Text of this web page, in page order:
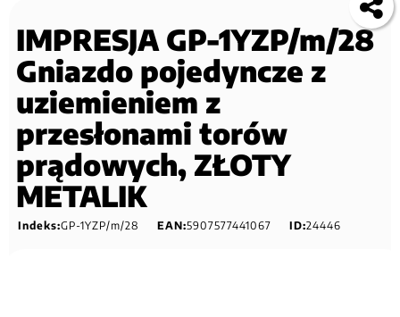
IMPRESJA GP-1YZP/m/28
Gniazdo pojedyncze z
uziemieniem z
przesłonami torów
prądowych, ZŁOTY
METALIK
Indeks:GP-1YZP/m/28 EAN:5907577441067 ID:24446